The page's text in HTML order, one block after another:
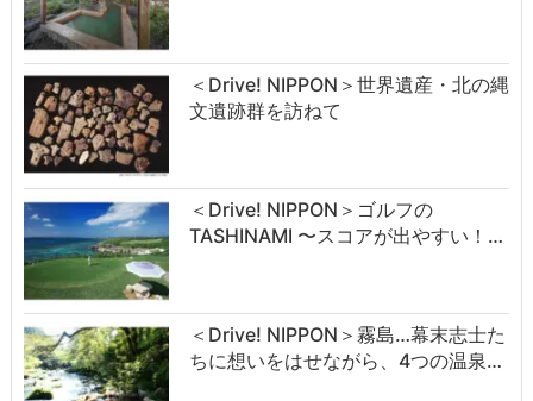
＜Drive! NIPPON＞世界遺産・北の縄
文遺跡群を訪ねて
＜Drive! NIPPON＞ゴルフの
TASHINAMI 〜スコアが出やすい！…
＜Drive! NIPPON＞霧島…幕末志士た
ちに想いをはせながら、4つの温泉…